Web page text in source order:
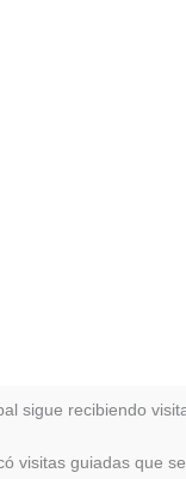
sigue recibiendo
visitas guiadas que